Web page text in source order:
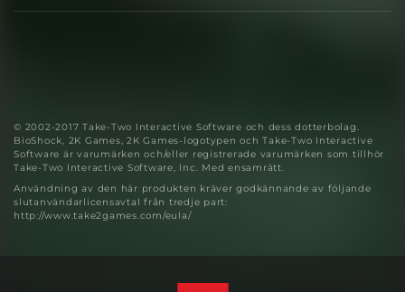
© 2002-2017 Take-Two Interactive Software och dess dotterbolag.
BioShock, 2K Games, 2K Games-logotypen och Take-Two Interactive
Software är varumärken och/eller registrerade varumärken som tillhör
Take-Two Interactive Software, Inc. Med ensamrätt.
Användning av den här produkten kräver godkännande av följande
slutanvändarlicensavtal från tredje part:
http://www.take2games.com/eula/